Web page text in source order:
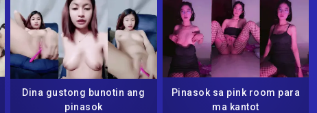
Dina gustong bunotin ang
pinasok
Pinasok sa pink room para
ma kantot